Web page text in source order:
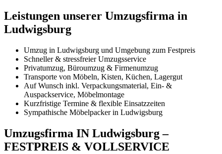
Leistungen unserer Umzugsfirma in
Ludwigsburg
Umzug in Ludwigsburg und Umgebung zum Festpreis
Schneller & stressfreier Umzugsservice
Privatumzug, Büroumzug & Firmenumzug
Transporte von Möbeln, Kisten, Küchen, Lagergut
Auf Wunsch inkl. Verpackungsmaterial, Ein- &
Auspackservice, Möbelmontage
Kurzfristige Termine & flexible Einsatzzeiten
Sympathische Möbelpacker in Ludwigsburg
Umzugsfirma IN Ludwigsburg –
FESTPREIS & VOLLSERVICE